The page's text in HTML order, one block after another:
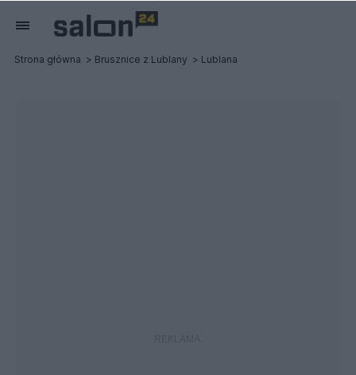
Strona główna Brusznice z Lublany Lublana